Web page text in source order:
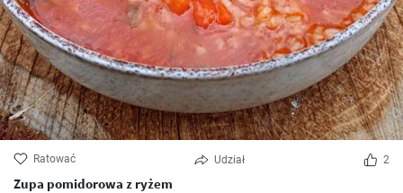
Ratować Udział 2
Zupa pomidorowa z ryżem